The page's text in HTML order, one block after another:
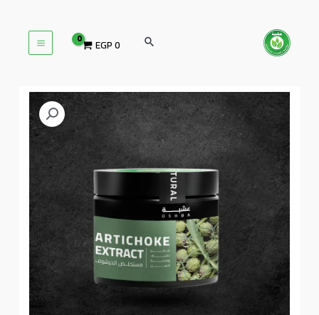
المحتوى
البحث EGP0
MAIN
MENU
نطاق
السعر:
من
خلال
كمية
مستخلص
الخرشوف